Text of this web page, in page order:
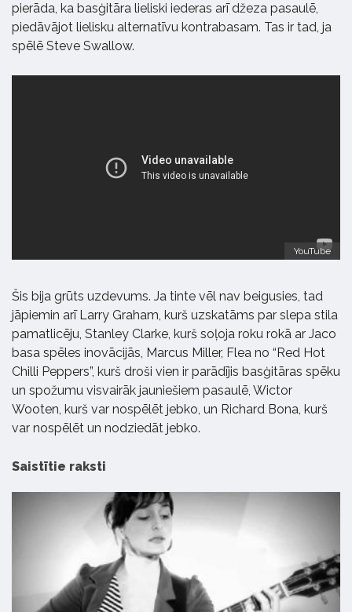
pierāda, ka basģitāra lieliski iederas arī džeza pasaulē,
piedāvājot lielisku alternatīvu kontrabasam. Tas ir tad, ja
spēlē Steve Swallow.
YouTube
Šis bija grūts uzdevums. Ja tinte vēl nav beigusies, tad
jāpiemin arī Larry Graham, kurš uzskatāms par slepa stila
pamatlicēju, Stanley Clarke, kurš soļoja roku rokā ar Jaco
basa spēles inovācijās, Marcus Miller, Flea no “Red Hot
Chilli Peppers”, kurš droši vien ir parādījis basģitāras spēku
un spožumu visvairāk jauniešiem pasaulē, Wictor
Wooten, kurš var nospēlēt jebko, un Richard Bona, kurš
var nospēlēt un nodziedāt jebko.
Saistītie raksti